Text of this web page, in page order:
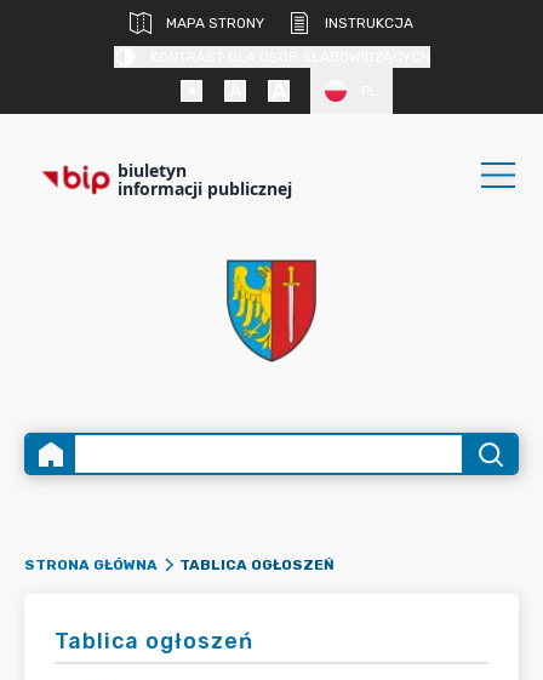
MAPA STRONY
INSTRUKCJA
biuletyn
informacji publicznej
STRONA GŁÓWNA TABLICA OGŁOSZEŃ
Tablica ogłoszeń